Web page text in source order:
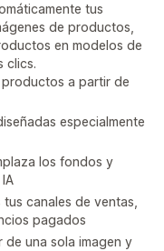
tus
de productos,
en modelos de
clics.
a partir de
especialmente
los fondos y
canales de ventas,
pagados
una sola imagen y